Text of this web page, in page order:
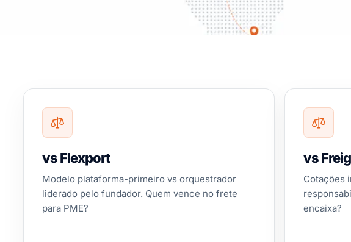
vs Flexport
Modelo plataforma-primeiro vs orquestrador
liderado pelo fundador. Quem vence no frete
para PME?
vs
Cotações
encaixa?